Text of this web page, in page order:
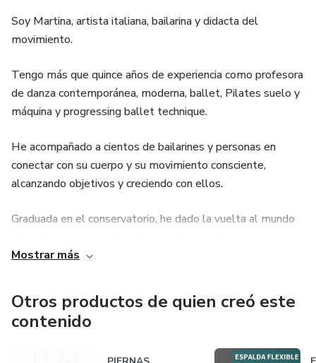
Soy Martina, artista italiana, bailarina y didacta del
movimiento.
Tengo más que quince años de experiencia como profesora
de danza contemporánea, moderna, ballet, Pilates suelo y
máquina y progressing ballet technique.
He acompañado a cientos de bailarines y personas en
conectar con su cuerpo y su movimiento consciente,
alcanzando objetivos y creciendo con ellos.
Graduada en el conservatorio, he dado la vuelta al mundo
de personas.
Pero antes tuve que “pelearme” con muchos limites físicos
(antes los llamaba así), ahora me gusta llamarlos
oportunidades: en dehors inexistente, escapulas aladas,
escoliosis,… me decían que nunca iba a bailar… y no fue así.
Mostrar más
Otros productos de quien creó este
contenido